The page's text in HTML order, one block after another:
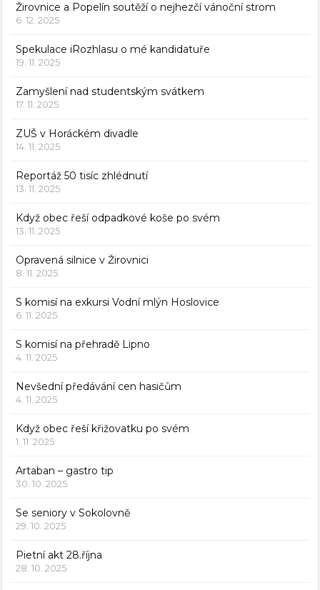
Žirovnice a Popelín soutěží o nejhezčí vánoční strom
6. 12. 2025
Spekulace iRozhlasu o mé kandidatuře
19. 11. 2025
Zamyšlení nad studentským svátkem
17. 11. 2025
ZUŠ v Horáckém divadle
14. 11. 2025
Reportáž 50 tisíc zhlédnutí
13. 11. 2025
Když obec řeší odpadkové koše po svém
13. 11. 2025
Opravená silnice v Žirovnici
8. 11. 2025
S komisí na exkursi Vodní mlýn Hoslovice
6. 11. 2025
S komisí na přehradě Lipno
4. 11. 2025
Nevšední předávání cen hasičům
4. 11. 2025
Když obec řeší křižovatku po svém
1. 11. 2025
Artaban – gastro tip
30. 10. 2025
Se seniory v Sokolovně
29. 10. 2025
Pietní akt 28.října
28. 10. 2025